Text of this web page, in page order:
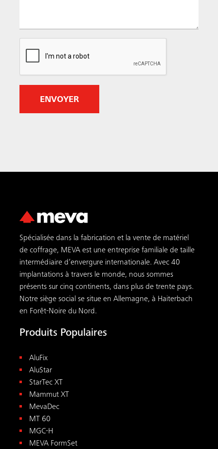
Spécialisée dans la fabrication et la vente de matériel
de coffrage, MEVA est une entreprise familiale de taille
intermédiaire d’envergure internationale. Avec 40
implantations à travers le monde, nous sommes
présents sur cinq continents, dans plus de trente pays.
Notre siège social se situe en Allemagne, à Haiterbach
en Forêt-Noire du Nord.
Produits Populaires
AluFix
AluStar
StarTec XT
Mammut XT
MevaDec
MT 60
MGC-H
MEVA FormSet